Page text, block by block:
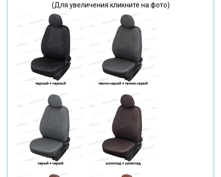
(Для увеличения кликните на фото)